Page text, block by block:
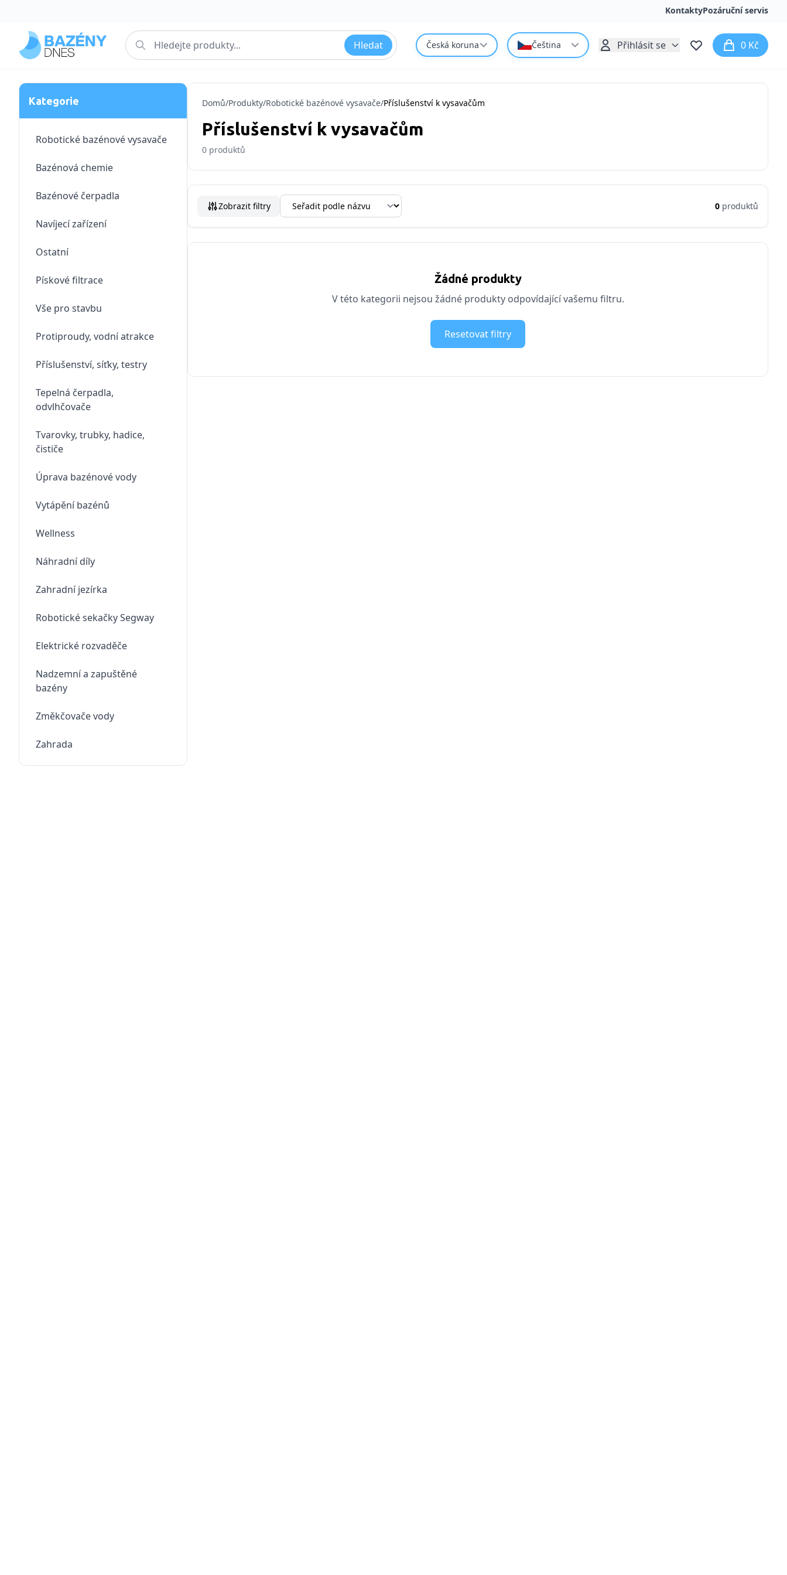
KontaktyPozáruční servis
Hledat Česká koruna Čeština Přihlásit se 0 Kč
Kategorie
Robotické bazénové vysavače
Bazénová chemie
Bazénové čerpadla
Navíjecí zařízení
Ostatní
Pískové filtrace
Vše pro stavbu
Protiproudy, vodní atrakce
Příslušenství, síťky, testry
Tepelná čerpadla,
odvlhčovače
Tvarovky, trubky, hadice,
čističe
Úprava bazénové vody
Vytápění bazénů
Wellness
Náhradní díly
Zahradní jezírka
Robotické sekačky Segway
Elektrické rozvaděče
Nadzemní a zapuštěné
bazény
Změkčovače vody
Zahrada
Domů/Produkty/Robotické bazénové vysavače/Příslušenství k vysavačům
Příslušenství k vysavačům
0 produktů
Zobrazit filtry 0 produktů
Žádné produkty
V této kategorii nejsou žádné produkty odpovídající vašemu filtru.
Resetovat filtry